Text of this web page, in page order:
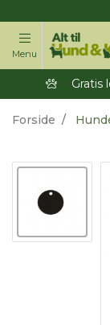
Menu
Gratis
Forside